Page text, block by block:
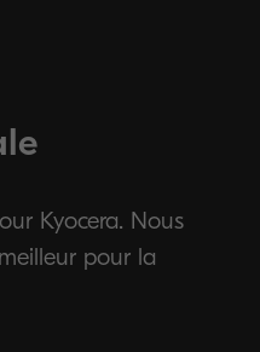
Kyocera. Nous
pour la